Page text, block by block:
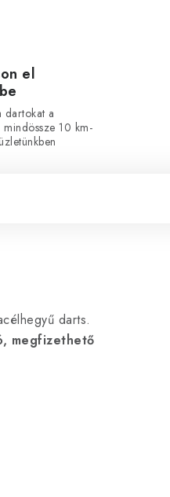
el
dartokat a
10 km-
darts.
megfizethető